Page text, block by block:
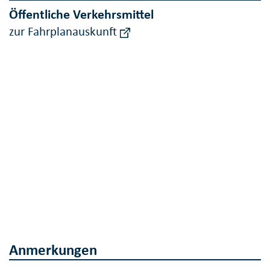
Öffentliche Verkehrsmittel
zur Fahrplanauskunft
Anmerkungen